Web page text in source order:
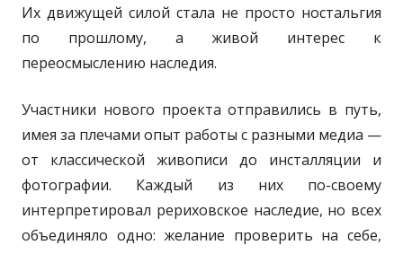
Их движущей силой стала не просто ностальгия
по прошлому, а живой интерес к
переосмыслению наследия.
Участники нового проекта отправились в путь,
имея за плечами опыт работы с разными медиа —
от классической живописи до инсталляции и
фотографии. Каждый из них по-своему
интерпретировал рериховское наследие, но всех
объединяло одно: желание проверить на себе,